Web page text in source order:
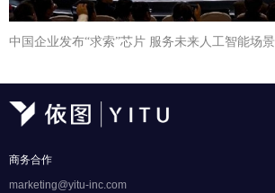
中国企业发布“求索”芯片 服务未来人工智能场景
商务合作
marketing@yitu-inc.com